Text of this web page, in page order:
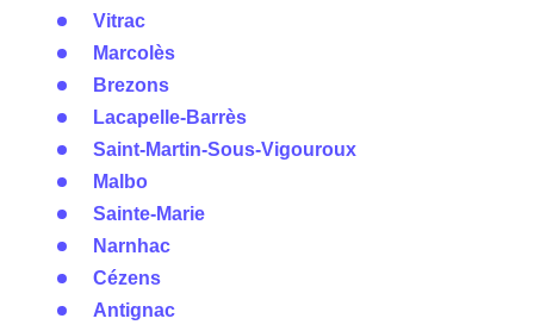
Vitrac
Marcolès
Brezons
Lacapelle-Barrès
Saint-Martin-Sous-Vigouroux
Malbo
Sainte-Marie
Narnhac
Cézens
Antignac